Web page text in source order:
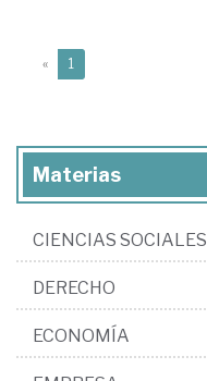
« 1
Materias
CIENCIAS SOCIALES
DERECHO
ECONOMÍA